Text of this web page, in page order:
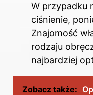
W przypadku
ciśnienie,
Znajomość
rodzaju
najbardziej
Zobacz także: